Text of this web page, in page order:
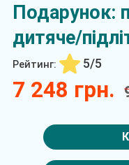
Подарунок:
дитяче/
Рейтинг: 5/5
7 248 грн.